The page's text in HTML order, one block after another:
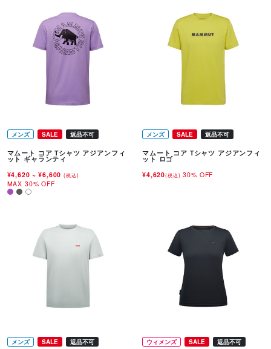
メンズ SALE 返品不可
マムート コア Tシャツ アジアンフィ
ット ギャランティ
¥4,620~ ¥6,600(税込)
MAX 30% OFF
メンズ SALE 返品不可
マムート コア Tシャツ アジアンフィ
ット ロゴ
¥4,620(税込) 30% OFF
メンズ SALE 返品不可 ウィメンズ SALE 返品不可